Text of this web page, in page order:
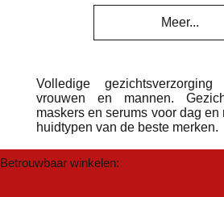
Meer...
Volledige
vrouwen en mannen.
maskers en serums voor dag
huidtypen van de beste merken.
Betrouwbaar winkelen: